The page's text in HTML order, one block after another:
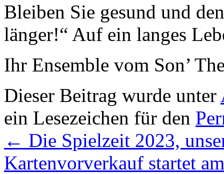
Bleiben Sie gesund und
länger!“ Auf ein langes
Ihr Ensemble vom Son’
Dieser Beitrag wurde unter
ein Lesezeichen für den
← Die Spielzeit 2023,
Kartenvorverkauf startet